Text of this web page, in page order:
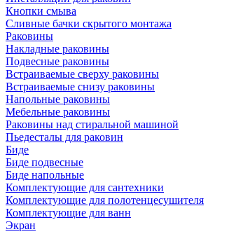
Кнопки смыва
Сливные бачки скрытого монтажа
Раковины
Накладные раковины
Подвесные раковины
Встраиваемые сверху раковины
Встраиваемые снизу раковины
Напольные раковины
Мебельные раковины
Раковины над стиральной машиной
Пьедесталы для раковин
Биде
Биде подвесные
Биде напольные
Комплектующие для сантехники
Комплектующие для полотенцесушителя
Комплектующие для ванн
Экран